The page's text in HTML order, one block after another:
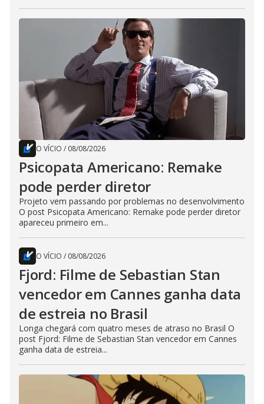
O VÍCIO / 08/08/2026
Psicopata Americano: Remake
pode perder diretor
Projeto vem passando por problemas no desenvolvimento
O post Psicopata Americano: Remake pode perder diretor
apareceu primeiro em...
O VÍCIO / 08/08/2026
Fjord: Filme de Sebastian Stan
vencedor em Cannes ganha data
de estreia no Brasil
Longa chegará com quatro meses de atraso no Brasil O
post Fjord: Filme de Sebastian Stan vencedor em Cannes
ganha data de estreia...